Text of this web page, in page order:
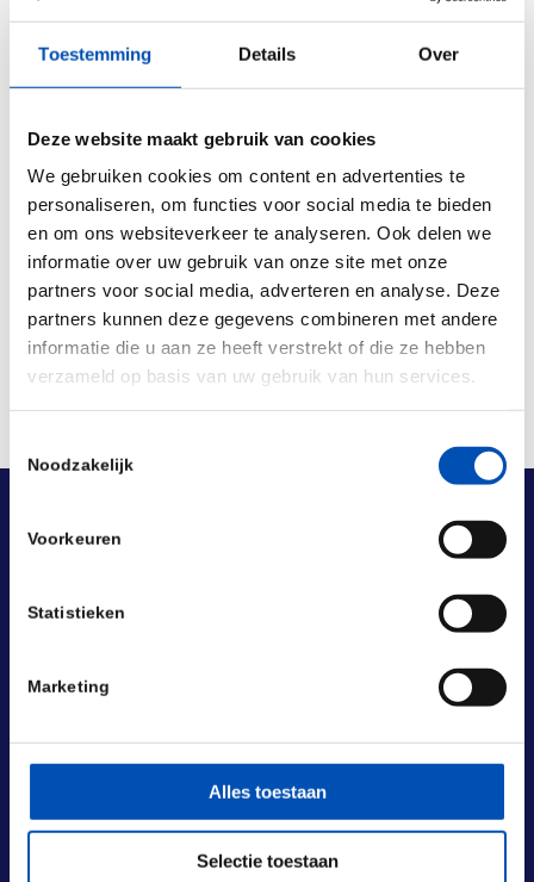
Toestemming Details Over
Deze website maakt gebruik van cookies
We gebruiken cookies om content en advertenties te
personaliseren, om functies voor social media te bieden
en om ons websiteverkeer te analyseren. Ook delen we
informatie over uw gebruik van onze site met onze
partners voor social media, adverteren en analyse. Deze
partners kunnen deze gegevens combineren met andere
informatie die u aan ze heeft verstrekt of die ze hebben
verzameld op basis van uw gebruik van hun services.
Noodzakelijk
Voorkeuren
Statistieken
Marketing
Alles toestaan
Selectie toestaan
Don’t miss the chance to elevate your knowledge
and expand your network at Knowledge for
Growth 2025!
Register now viathe website.
Deel dit stuk